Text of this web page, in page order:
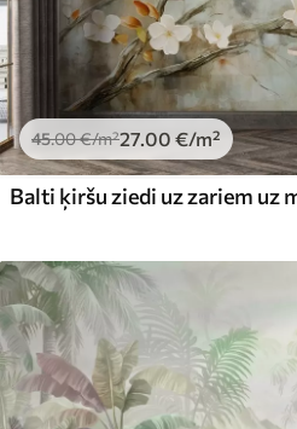
45.00€/m²27.00 €/m²